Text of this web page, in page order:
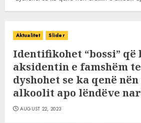
Aktualitet Slider
Identifikohet “bossi” që
aksidentin e famshëm
dyshohet se ka qenë
alkoolit apo lëndëve
AUGUST 22, 2023